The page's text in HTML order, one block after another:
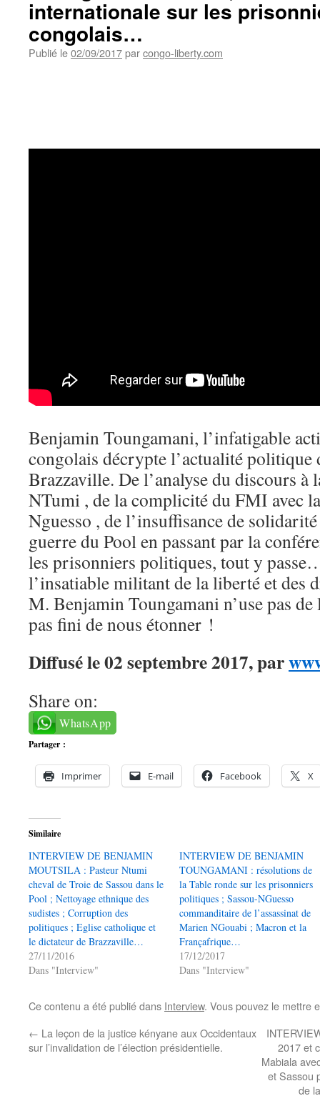
internationale sur les
congolais…
Publié le02/09/2017parcongo-liberty.com
Benjamin Toungamani, l’infatigable
congolais décrypte l’actualité politique
Brazzaville. De l’analyse du discours à
NTumi , de la complicité du FMI avec
Nguesso , de l’insuffisance de
guerre du Pool en passant par la
les prisonniers politiques, tout y
l’insatiable militant de la liberté et des
M. Benjamin Toungamani n’use pas de
pas fini de nous étonner !
Diffusé le 02 septembre 2017, par
Share on:
WhatsApp
Partager :
Imprimer E-mail Facebook X
Similaire
INTERVIEW DE BENJAMIN
MOUTSILA : Pasteur Ntumi
cheval de Troie de Sassou dans le
Pool ; Nettoyage ethnique des
sudistes ; Corruption des
politiques ; Eglise catholique et
le dictateur de Brazzaville…
27/11/2016
Dans "Interview"
INTERVIEW DE BENJAMIN
TOUNGAMANI : résolutions de
la Table ronde sur les prisonniers
politiques ; Sassou-NGuesso
commanditaire de l’assassinat de
Marien NGouabi ; Macron et la
Françafrique…
17/12/2017
Dans "Interview"
Ce contenu a été publié dans Interview. Vous pouvez le mettre
← La leçon de la justice kényane aux Occidentaux
sur l’invalidation de l’élection présidentielle.
2017 et
Mabiala
et Sassou
de